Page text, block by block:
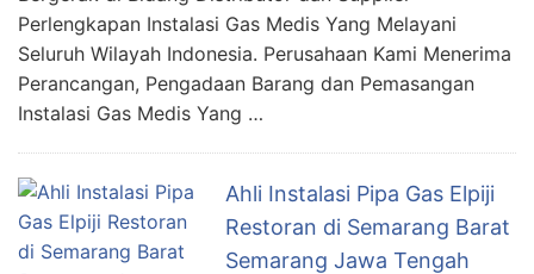
Perlengkapan Instalasi Gas Medis Yang Melayani
Seluruh Wilayah Indonesia. Perusahaan Kami Menerima
Perancangan, Pengadaan Barang dan Pemasangan
Instalasi Gas Medis Yang …
Ahli Instalasi Pipa Gas Elpiji
Restoran di Semarang Barat
Semarang Jawa Tengah